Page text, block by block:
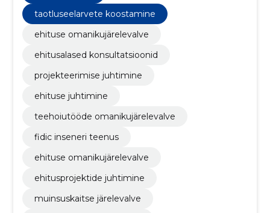
taotluseelarvete koostamine
ehituse omanikujärelevalve
ehitusalased konsultatsioonid
projekteerimise juhtimine
ehituse juhtimine
teehoiutööde omanikujärelevalve
fidic inseneri teenus
ehituse omanikujärelevalve
ehitusprojektide juhtimine
muinsuskaitse järelevalve